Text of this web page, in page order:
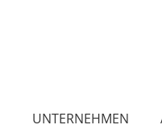
UNTERNEHMEN